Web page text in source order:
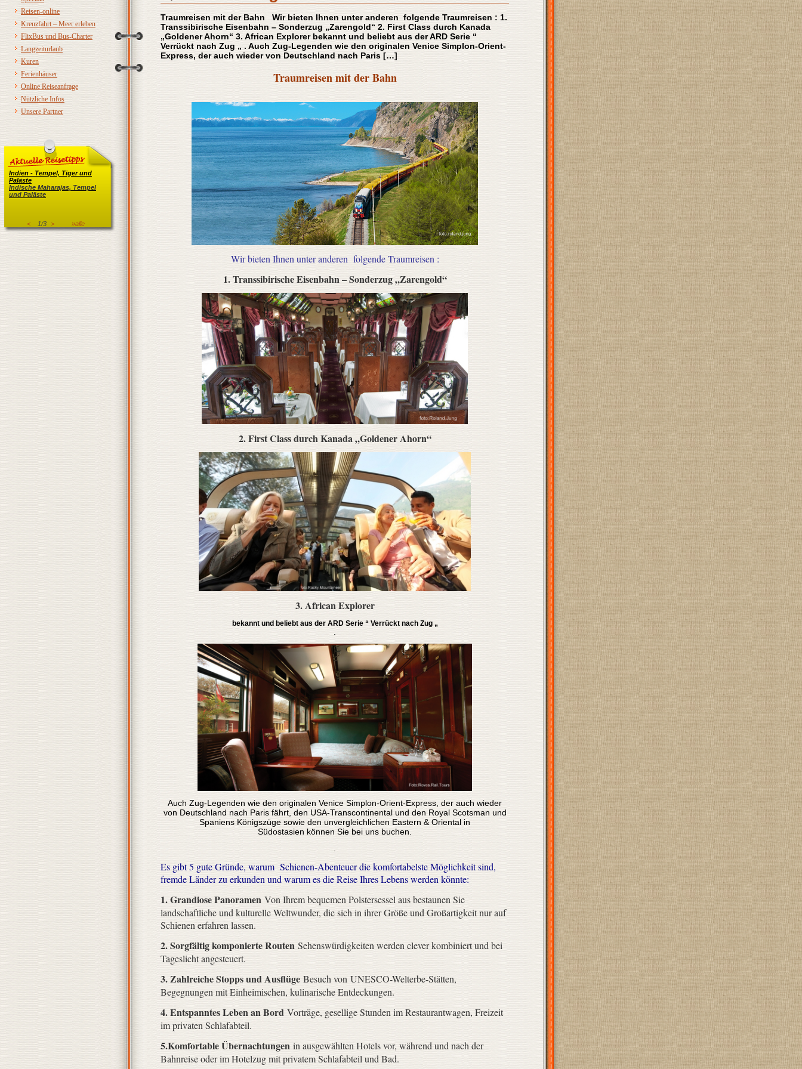
Reisen-online
Kreuzfahrt – Meer erleben
FlixBus und Bus-Charter
Langzeiturlaub
Kuren
Ferienhäuser
Online Reiseanfrage
Nützliche Infos
Unsere Partner
Indien - Tempel, Tiger und
Paläste
Indische Maharajas, Tempel
und Paläste
< 1/3 > »alle
Traumreisen mit der Bahn Wir bieten Ihnen unter anderen folgende Traumreisen : 1.
Transsibirische Eisenbahn – Sonderzug „Zarengold“ 2. First Class durch Kanada
„Goldener Ahorn“ 3. African Explorer bekannt und beliebt aus der ARD Serie “
Verrückt nach Zug „ . Auch Zug-Legenden wie den originalen Venice Simplon-Orient-
Express, der auch wieder von Deutschland nach Paris […]
Traumreisen mit der Bahn
Wir bieten Ihnen unter anderen folgende Traumreisen :
1. Transsibirische Eisenbahn – Sonderzug „Zarengold“
2. First Class durch Kanada „Goldener Ahorn“
3. African Explorer
bekannt und beliebt aus der ARD Serie “ Verrückt nach Zug „
Auch Zug-Legenden wie den originalen Venice Simplon-Orient-Express, der auch wieder
von Deutschland nach Paris fährt, den USA-Transcontinental und den Royal Scotsman und
Spaniens Königszüge sowie den unvergleichlichen Eastern & Oriental in
Südostasien können Sie bei uns buchen.
Es gibt 5 gute Gründe, warum Schienen-Abenteuer die komfortabelste Möglichkeit sind,
fremde Länder zu erkunden und warum es die Reise Ihres Lebens werden könnte:
1. Grandiose Panoramen Von Ihrem bequemen Polstersessel aus bestaunen Sie
landschaftliche und kulturelle Weltwunder, die sich in ihrer Größe und Großartigkeit nur auf
Schienen erfahren lassen.
2. Sorgfältig komponierte Routen Sehenswürdigkeiten werden clever kombiniert und bei
Tageslicht angesteuert.
3. Zahlreiche Stopps und Ausflüge Besuch von UNESCO-Welterbe-Stätten,
Begegnungen mit Einheimischen, kulinarische Entdeckungen.
4. Entspanntes Leben an Bord Vorträge, gesellige Stunden im Restaurantwagen, Freizeit
im privaten Schlafabteil.
5.Komfortable Übernachtungen in ausgewählten Hotels vor, während und nach der
Bahnreise oder im Hotelzug mit privatem Schlafabteil und Bad.